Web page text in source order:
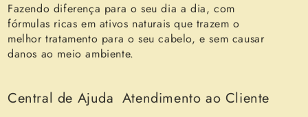
Fazendo diferença para o seu dia a dia, com
fórmulas ricas em ativos naturais que trazem o
melhor tratamento para o seu cabelo, e sem causar
danos ao meio ambiente.
Central de Ajuda Atendimento ao Cliente